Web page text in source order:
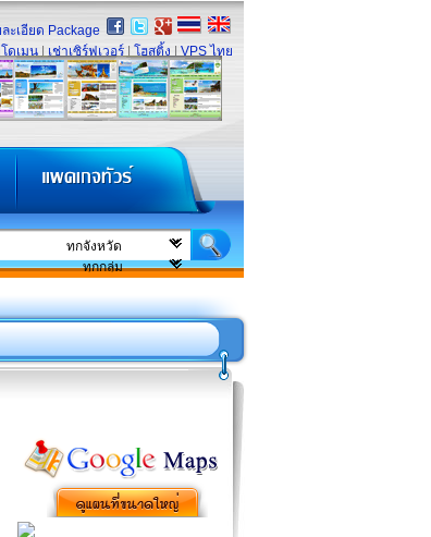
ะเอียด Package
ดเมน เช่าเซิร์ฟเวอร์ โฮสติ้ง VPS ไทย